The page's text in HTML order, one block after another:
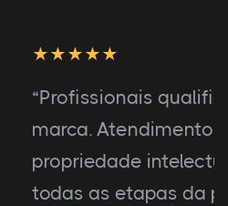
em registro de
excelente em
Satisfação em
proteção.”